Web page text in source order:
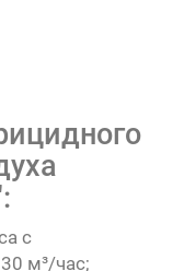
с
м³/час;